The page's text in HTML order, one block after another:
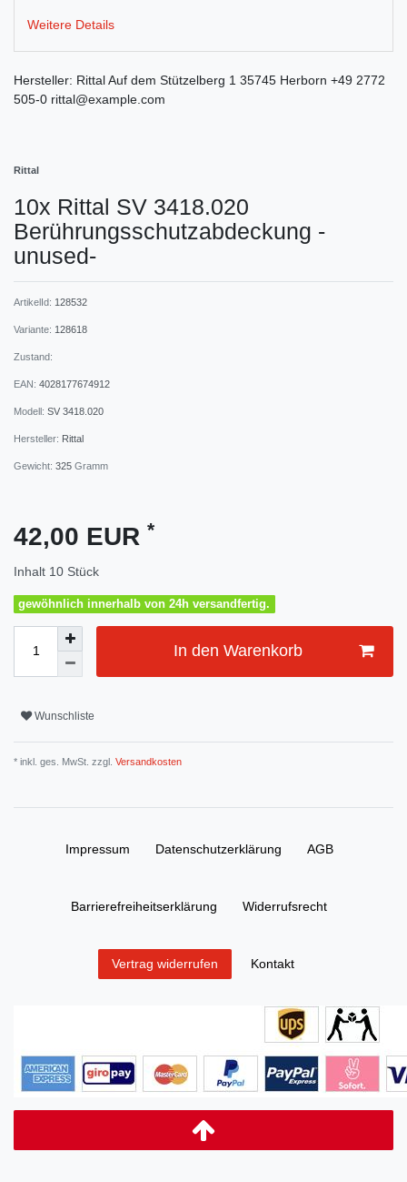
Weitere Details
Hersteller: RittalAuf dem Stützelberg 1 35745 Herborn +49 2772
505-0 rittal@example.com
Rittal
10x Rittal SV 3418.020
Berührungsschutzabdeckung -
unused-
ArtikelId: 128532
Variante: 128618
Zustand:
EAN: 4028177674912
Modell: SV 3418.020
Hersteller: Rittal
Gewicht: 325 Gramm
42,00 EUR *
Inhalt 10 Stück
gewöhnlich innerhalb von 24h versandfertig.
In den Warenkorb
Wunschliste
* inkl. ges. MwSt. zzgl. Versandkosten
Impressum Daten­schutz­erklärung AGB
Barrierefreiheitserklärung Widerrufs­recht
Vertrag widerrufen Kontakt